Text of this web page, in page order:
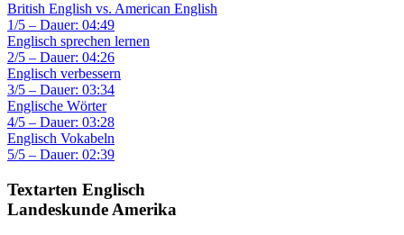
British English vs. American English
1/5 – Dauer: 04:49
Englisch sprechen lernen
2/5 – Dauer: 04:26
Englisch verbessern
3/5 – Dauer: 03:34
Englische Wörter
4/5 – Dauer: 03:28
Englisch Vokabeln
5/5 – Dauer: 02:39
Textarten Englisch
Landeskunde Amerika